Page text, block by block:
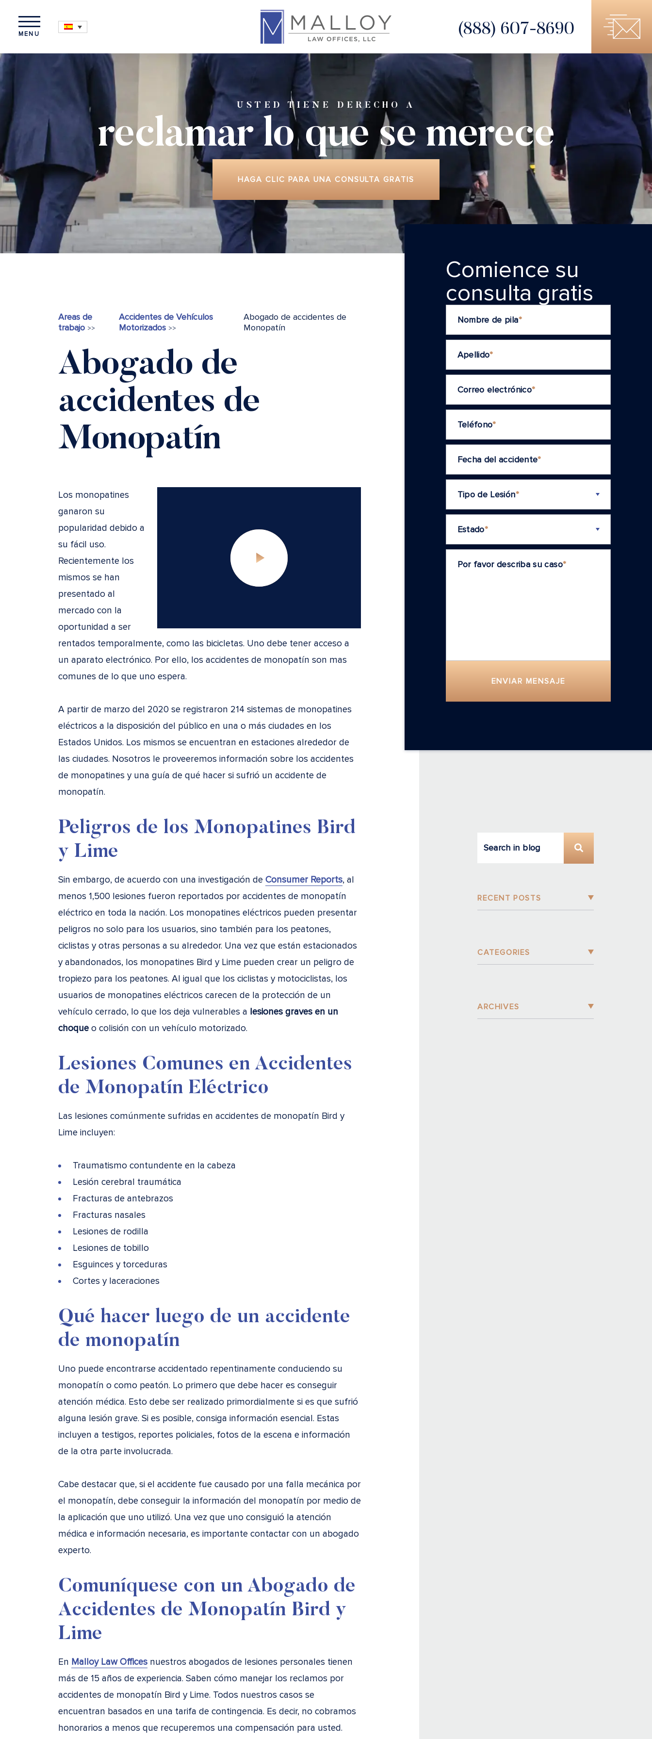
MENU (888) 607-8690
USTED TIENE DERECHO A
reclamar lo quese merece
HAGA CLIC PARA UNA CONSULTA GRATIS
Areas de
trabajo >>
Accidentes de Vehículos
Motorizados >>
Abogado de accidentes de
Monopatín
Abogado de
accidentes de
Monopatín
Los monopatines
ganaron su
popularidad debido a
su fácil uso.
Recientemente los
mismos se han
presentado al
mercado con la
oportunidad a ser
rentados temporalmente, como las bicicletas. Uno debe tener acceso a
un aparato electrónico. Por ello, los accidentes de monopatín son mas
comunes de lo que uno espera.
A partir de marzo del 2020 se registraron 214 sistemas de monopatines
eléctricos a la disposición del público en una o más ciudades en los
Estados Unidos. Los mismos se encuentran en estaciones alrededor de
las ciudades. Nosotros le proveeremos información sobre los accidentes
de monopatines y una guía de qué hacer si sufrió un accidente de
monopatín.
Peligros de los Monopatines Bird
y Lime
Sin embargo, de acuerdo con una investigación de Consumer Reports, al
menos 1,500 lesiones fueron reportados por accidentes de monopatín
eléctrico en toda la nación. Los monopatines eléctricos pueden presentar
peligros no solo para los usuarios, sino también para los peatones,
ciclistas y otras personas a su alrededor. Una vez que están estacionados
y abandonados, los monopatines Bird y Lime pueden crear un peligro de
tropiezo para los peatones. Al igual que los ciclistas y motociclistas, los
usuarios de monopatines eléctricos carecen de la protección de un
vehículo cerrado, lo que los deja vulnerables a lesiones graves en un
choque o colisión con un vehículo motorizado.
Lesiones Comunes en Accidentes
de Monopatín Eléctrico
Las lesiones comúnmente sufridas en accidentes de monopatín Bird y
Lime incluyen:
Traumatismo contundente en la cabeza
Lesión cerebral traumática
Fracturas de antebrazos
Fracturas nasales
Lesiones de rodilla
Lesiones de tobillo
Esguinces y torceduras
Cortes y laceraciones
Qué hacer luego de un accidente
de monopatín
Uno puede encontrarse accidentado repentinamente conduciendo su
monopatín o como peatón. Lo primero que debe hacer es conseguir
atención médica. Esto debe ser realizado primordialmente si es que sufrió
alguna lesión grave. Si es posible, consiga información esencial. Estas
incluyen a testigos, reportes policiales, fotos de la escena e información
de la otra parte involucrada.
Cabe destacar que, si el accidente fue causado por una falla mecánica por
el monopatín, debe conseguir la información del monopatín por medio de
la aplicación que uno utilizó. Una vez que uno consiguió la atención
médica e información necesaria, es importante contactar con un abogado
experto.
Comuníquese con un Abogado de
Accidentes de Monopatín Bird y
Lime
En Malloy Law Offices nuestros abogados de lesiones personales tienen
más de 15 años de experiencia. Saben cómo manejar los reclamos por
accidentes de monopatín Bird y Lime. Todos nuestros casos se
encuentran basados en una tarifa de contingencia. Es decir, no cobramos
honorarios a menos que recuperemos una compensación para usted.
Comience su
consulta grаtis
Nombre de pila*
Apellido*
Correo electrónico*
Teléfono*
Fecha del accidente*
Tipo de Lesión*
Estado*
Por favor describa su caso*
ENVIAR MENSAJE
RECENT POSTS
CATEGORIES
ARCHIVES